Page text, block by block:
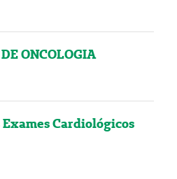
ONCOLOGIA
Cardiológicos